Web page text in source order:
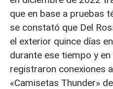
que en base a pruebas
se constató que Del
el exterior quince días
durante ese tiempo y
registraron conexiones
«Camisetas Thunder»